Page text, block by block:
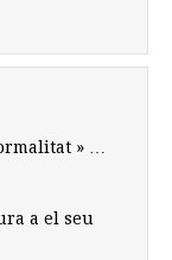
» …
a el seu